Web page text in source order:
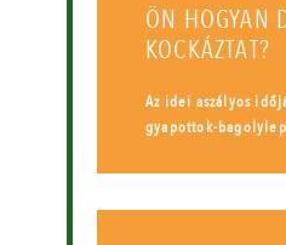
ÖN HOGYAN
KOCKÁZTAT?
Az idei aszályos
gyapottok-